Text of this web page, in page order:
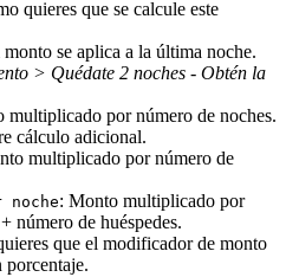
quieres que se calcule este
monto se aplica a la última noche.
> Quédate 2 noches - Obtén la
multiplicado por número de noches.
cálculo adicional.
multiplicado por número de
noche: Monto multiplicado por
número de huéspedes.
que el modificador de monto
porcentaje.